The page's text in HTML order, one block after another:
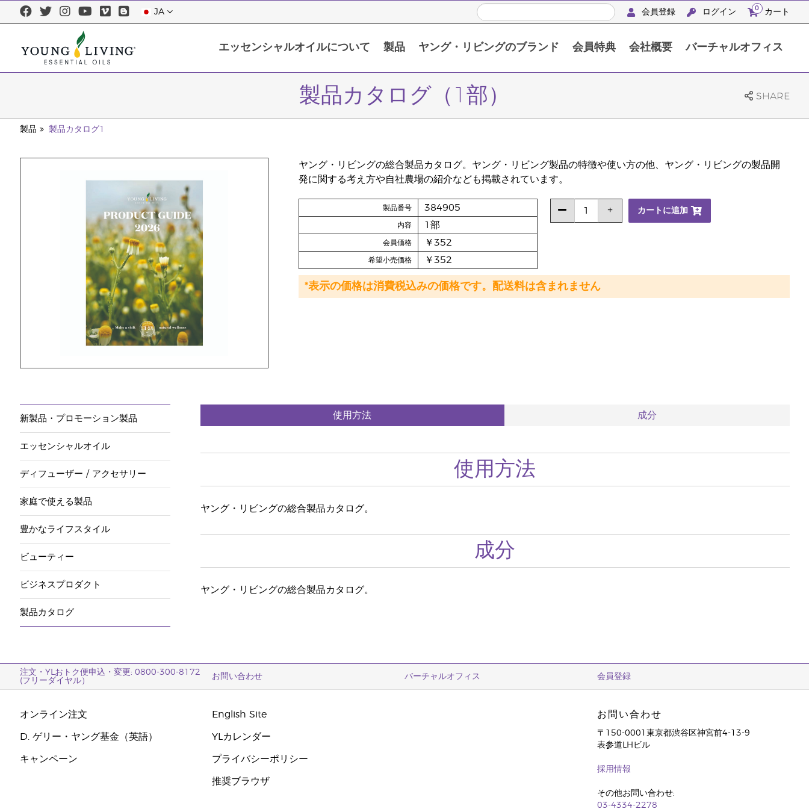
JA 会員登録 ログイン 0 カート
エッセンシャルオイルについて 製品 ヤング・リビングのブランド 会員特典 会社概要 バーチャルオフィス
製品カタログ（1部） SHARE
製品 製品カタログ1
ヤング・リビングの総合製品カタログ。ヤング・リビング製品の特徴や使い方の他、ヤング・リビングの製品開
発に関する考え方や自社農場の紹介なども掲載されています。
製品番号 384905
内容 1部
会員価格 ￥352
希望小売価格 ￥352
カートに追加
*表示の価格は消費税込みの価格です。配送料は含まれません
新製品・プロモーション製品
エッセンシャルオイル
ディフューザー / アクセサリー
家庭で使える製品
豊かなライフスタイル
ビューティー
ビジネスプロダクト
製品カタログ
使用方法 成分
使用方法
ヤング・リビングの総合製品カタログ。
成分
ヤング・リビングの総合製品カタログ。
注文・YLおトク便申込・変更: 0800-300-8172
(フリーダイヤル）
お問い合わせ バーチャルオフィス 会員登録
オンライン注文
D. ゲリー・ヤング基金（英語）
キャンペーン
English Site
YLカレンダー
プライバシーポリシー
推奨ブラウザ
お問い合わせ
〒150-0001東京都渋谷区神宮前4-13-9
表参道LHビル
採用情報
その他お問い合わせ:
03-4334-2278